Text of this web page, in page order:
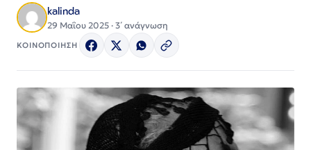
kalinda
29 Μαΐου 2025 · 3΄ ανάγνωση
ΚΟΙΝΟΠΟΙΗΣΗ